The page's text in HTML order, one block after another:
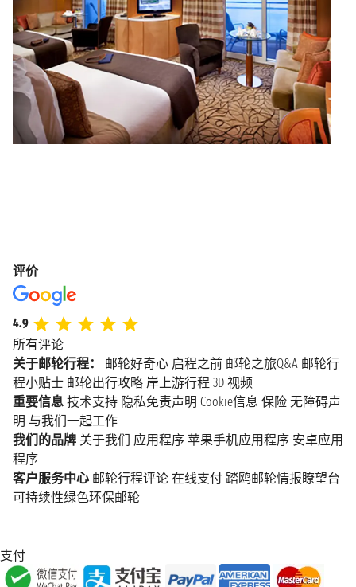
评价
4.9
所有评论
关于邮轮行程：
邮轮好奇心 启程之前 邮轮之旅Q&A 邮轮行
程小贴士 邮轮出行攻略 岸上游行程 3D 视频
重要信息 技术支持 隐私免责声明 Cookie信息 保险 无障碍声
明 与我们一起工作
我们的品牌 关于我们 应用程序 苹果手机应用程序 安卓应用
程序
客户服务中心 邮轮行程评论 在线支付 踏鸥邮轮情报瞭望台
可持续性绿色环保邮轮
支付